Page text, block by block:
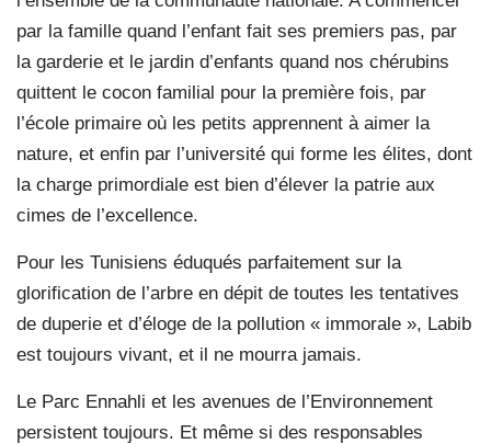
par la famille quand l’enfant fait ses premiers pas, par
la garderie et le jardin d’enfants quand nos chérubins
quittent le cocon familial pour la première fois, par
l’école primaire où les petits apprennent à aimer la
nature, et enfin par l’université qui forme les élites, dont
la charge primordiale est bien d’élever la patrie aux
cimes de l’excellence.
Pour les Tunisiens éduqués parfaitement sur la
glorification de l’arbre en dépit de toutes les tentatives
de duperie et d’éloge de la pollution « immorale », Labib
est toujours vivant, et il ne mourra jamais.
Le Parc Ennahli et les avenues de l’Environnement
persistent toujours. Et même si des responsables